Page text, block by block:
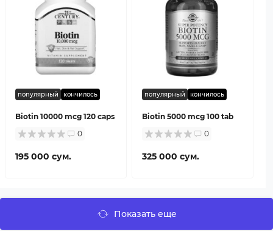
популярный кончилось
Biotin 10000 mcg 120 caps
0
195 000 сум.
популярный кончилось
Biotin 5000 mcg 100 tab
0
325 000 сум.
Показать еще